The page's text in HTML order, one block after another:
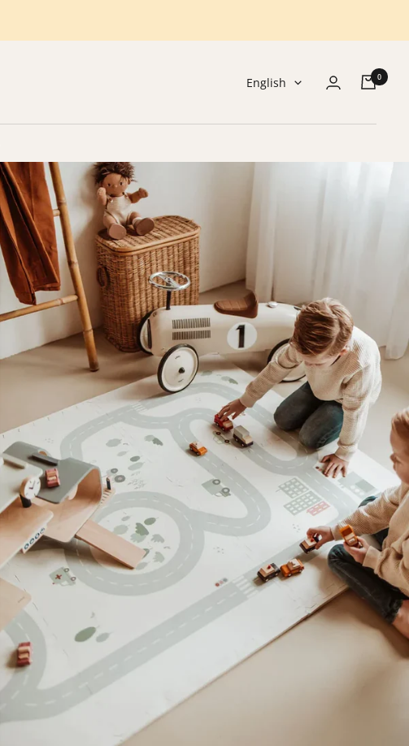
Language
English 0